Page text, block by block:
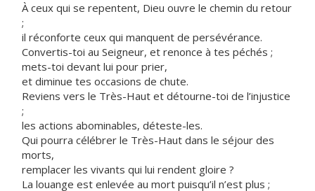
À ceux qui se repentent, Dieu ouvre le chemin du retour
;
il réconforte ceux qui manquent de persévérance.
Convertis-toi au Seigneur, et renonce à tes péchés ;
mets-toi devant lui pour prier,
et diminue tes occasions de chute.
Reviens vers le Très-Haut et détourne-toi de l’injustice
;
les actions abominables, déteste-les.
Qui pourra célébrer le Très-Haut dans le séjour des
morts,
remplacer les vivants qui lui rendent gloire ?
La louange est enlevée au mort puisqu’il n’est plus ;